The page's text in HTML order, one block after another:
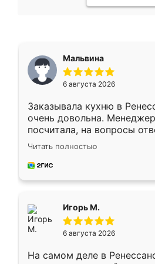
Мальвина
6 августа 2026
Заказывала кухню в
очень довольна.
посчитала, на вопросы
Замерщик приехал в
делу со всей
за день, ребята работали
Читать полностью
Игорь М.
6 августа 2026
На самом деле в